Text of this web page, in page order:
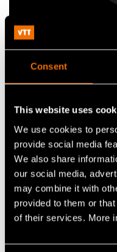
Consent
This website uses
We use cookies to
provide social media
We also share
our social media,
may combine it with
provided to them or
of their services. More